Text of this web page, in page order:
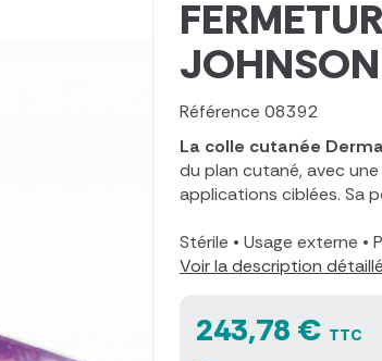
Référence 08392
La colle cutanée
du plan cutané, avec
applications ciblées. Sa
Stérile • Usage externe •
Voir la description
243,78 € TTC